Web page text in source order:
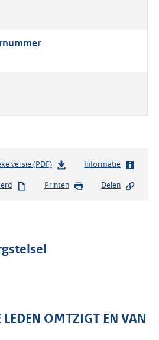
versie (PDF)b
s
t
t
Informatie
Printen Delen
OMTZIGT EN VAN